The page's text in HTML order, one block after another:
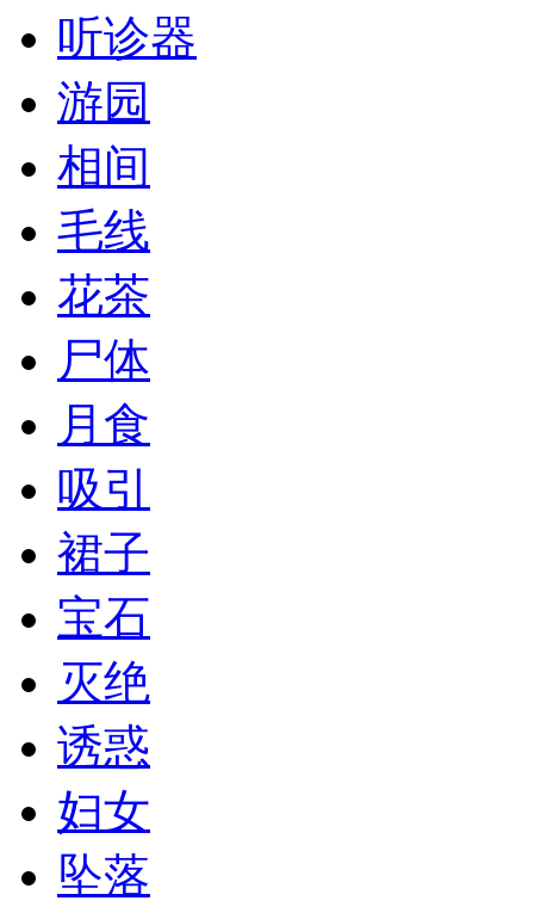
听诊器
游园
相间
毛线
花茶
尸体
月食
吸引
裙子
宝石
灭绝
诱惑
妇女
坠落